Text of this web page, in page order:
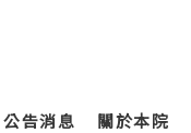
公告消息 關於本院